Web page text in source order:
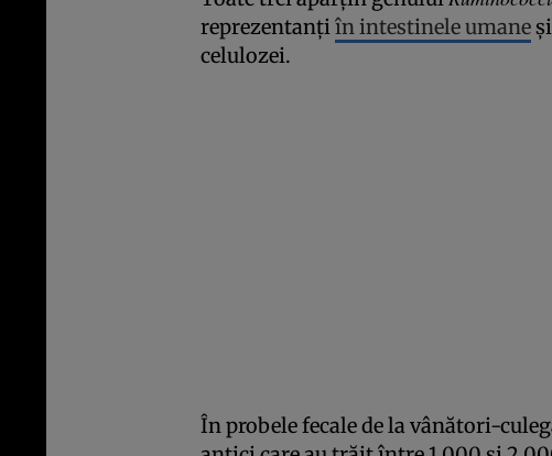
reprezentanțiîn intestinele umane
celulozei.
În probele fecale de la vânători-